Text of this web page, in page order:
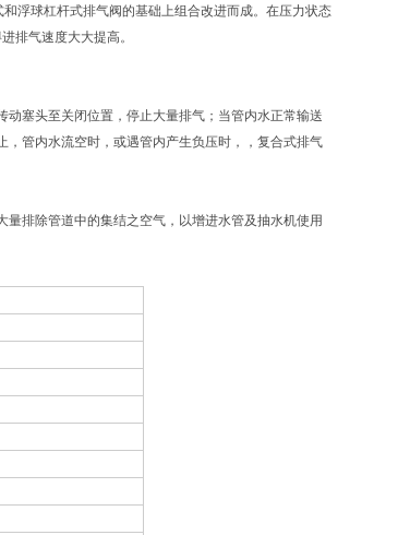
和浮球杠杆式排气阀的基础上组合改进而成。在压力状态
排气速度大大提高。
塞头至关闭位置，停止大量排气；当管内水正常输送
管内水流空时，或遇管内产生负压时，，复合式排气
排除管道中的集结之空气，以增进水管及抽水机使用